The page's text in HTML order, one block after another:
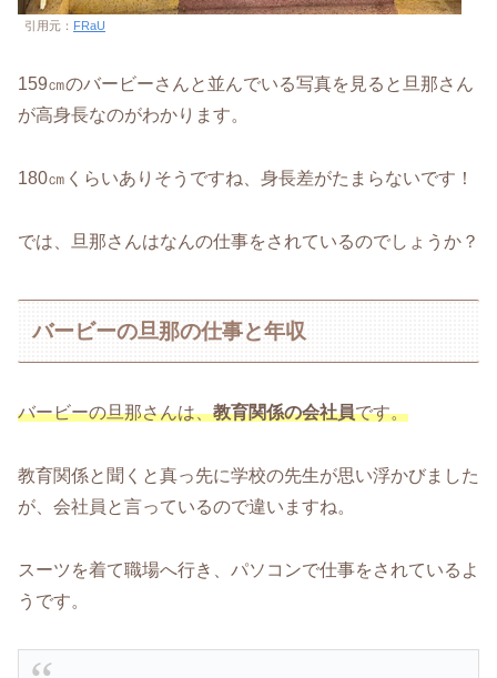
引用元： FRaU
159㎝のバービーさんと並んでいる写真を見ると旦那さん
が高身長なのがわかります。
180㎝くらいありそうですね、身長差がたまらないです！
では、旦那さんはなんの仕事をされているのでしょうか？
バービーの旦那の仕事と年収
バービーの旦那さんは、教育関係の会社員です。
教育関係と聞くと真っ先に学校の先生が思い浮かびました
が、会社員と言っているので違いますね。
スーツを着て職場へ行き、パソコンで仕事をされているよ
うです。